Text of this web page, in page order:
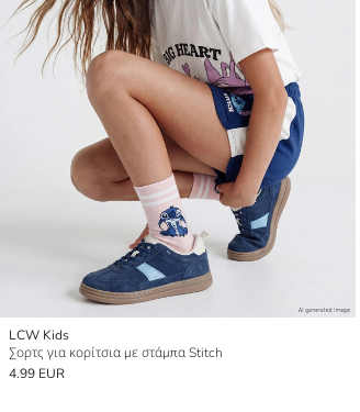
LCW Kids
Σορτς για κορίτσια με στάμπα Stitch
4.99 EUR